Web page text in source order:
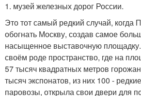
1. музей железных дорог России.
Это тот самый редкий случай, когда
обогнать Москву, создав самое
насыщенное выставочную
своём роде пространство, где на
57 тысяч квадратных метров
тысяч экспонатов, из них 100 -
паровозы, открыла свои двери для